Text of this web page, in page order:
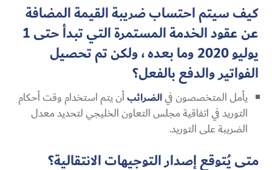
كيف سيتم احتساب ضريبة القيمة المضافة
عن عقود الخدمة المستمرة التي تبدأ حتى 1
يوليو 2020 وما بعده ، ولكن تم تحصيل
الفواتير والدفع بالفعل؟
يأمل المتخصصون فيالضرائبأن يتم استخدام وقت أحكام
التوريد في اتفاقية مجلس التعاون الخليجي لتحديد معدل
الضريبة على التوريد.
متى يُتوقع إصدار التوجيهات الانتقالية؟